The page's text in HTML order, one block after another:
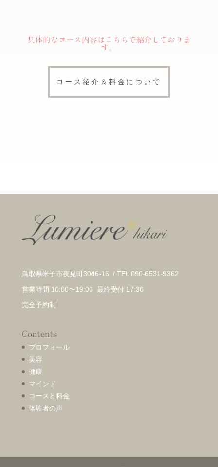
具体的なコース内容はこちらで紹介しておりま
す。
コース紹介＆料金について
鳥取県米子市夜見町3046-16 / TEL 090-6531-9362
営業時間 10:00〜19:00 最終受付 17:30
完全予約制
Contents
プロフィール
美容
健康
マインド
コースと料金
体験者の声